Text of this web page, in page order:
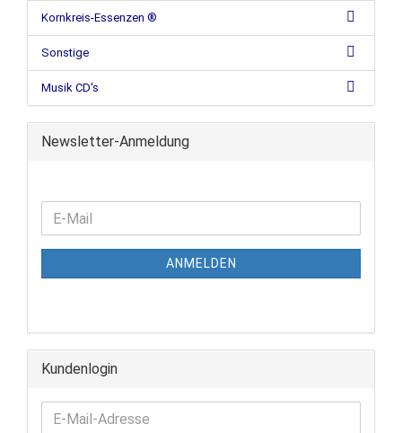
Kornkreis-Essenzen ®
Sonstige
Musik CD's
Newsletter-Anmeldung
ANMELDEN
Kundenlogin